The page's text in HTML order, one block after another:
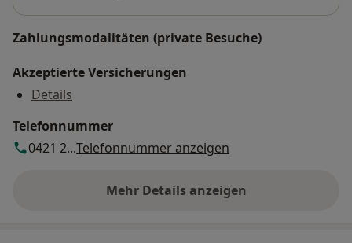
Zahlungsmodalitäten (private Besuche)
Akzeptierte Versicherungen
Details
Telefonnummer
0421 2...Telefonnummer anzeigen
Mehr Details anzeigen
über die Adresse